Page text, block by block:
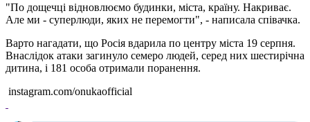
"По дощечці відновлюємо будинки, міста, країну. Накриває.
Але ми - суперлюди, яких не перемогти", - написала співачка.
Варто нагадати, що Росія вдарила по центру міста 19 серпня.
Внаслідок атаки загинуло семеро людей, серед них шестирічна
дитина, і 181 особа отримали поранення.
instagram.com/onukaofficial